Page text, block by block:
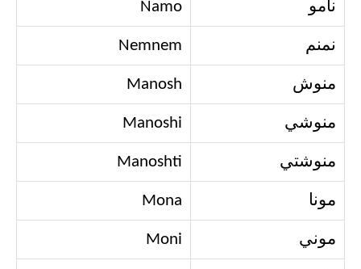
نامو Namo
نمنم Nemnem
منوش Manosh
منوشي Manoshi
منوشتي Manoshti
مونا Mona
موني Moni